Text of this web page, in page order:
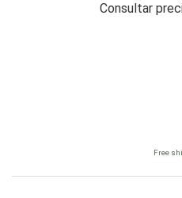
Consultar
Free